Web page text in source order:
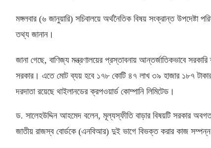
মঙ্গলবার (৬ জানুয়ারি) সচিবালয়ে অর্থনৈতিক বিষয় সংক্রান্ত উপদেষ্টা
তথ্য জানান।
জানা গেছে, বাণিজ্য মন্ত্রণালয়ের প্রস্তাবনায় আন্তর্জাতিকভাবে
সরকার। এতে মোট ব্যয় হবে ১৭৮ কোটি ৪৭ লাখ ৩৯ হাজার ১৮৭
দরদাতা রয়েছে থাইলানডের ক্রপওয়ার্ড কোম্পানি লিমিটেড।
ড. সালেহউদ্দিন আহমেদ বলেন, মূল্যস্ফীতি বাড়ার বিষয়টি সরকার
জাতীয় রাজস্ব বোর্ডকে (এনবিআর) দুই ভাগে বিভক্ত করার কাজ সম্পন্ন